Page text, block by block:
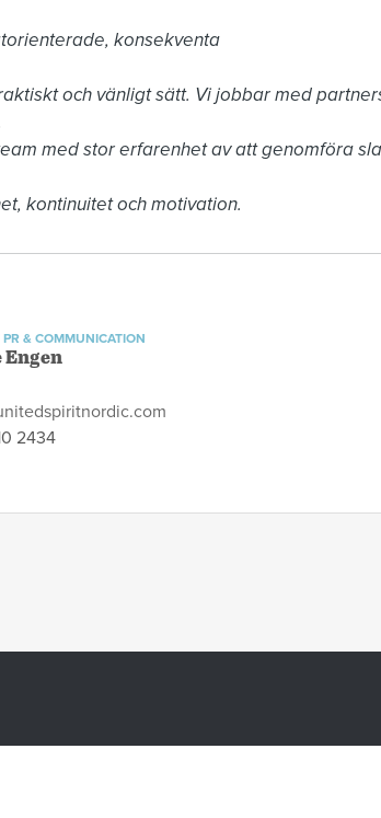
konsekventa
och vänligt sätt. Vi jobbar med
med stor erfarenhet av att genomföra
kontinuitet och motivation.
& COMMUNICATION
2434